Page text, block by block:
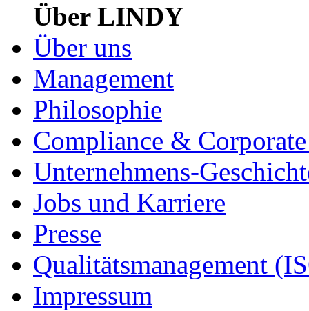
Über LINDY
Über uns
Management
Philosophie
Compliance &
Unternehmens-
Jobs und Karriere
Presse
Qualitätsmanagement
Impressum